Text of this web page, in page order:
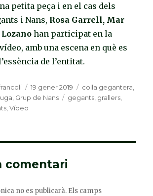
petita peça i en el cas dels
i Nans, Rosa Garrell, Mar
han participat en la
amb una escena en què es
de l’entitat.
Publicat
el
19 gener 2019 Categories
colla gegantera
Grup de Nans Etiquetes
gegants grallers
,Vídeo
comentari
no es publicarà. Els camps